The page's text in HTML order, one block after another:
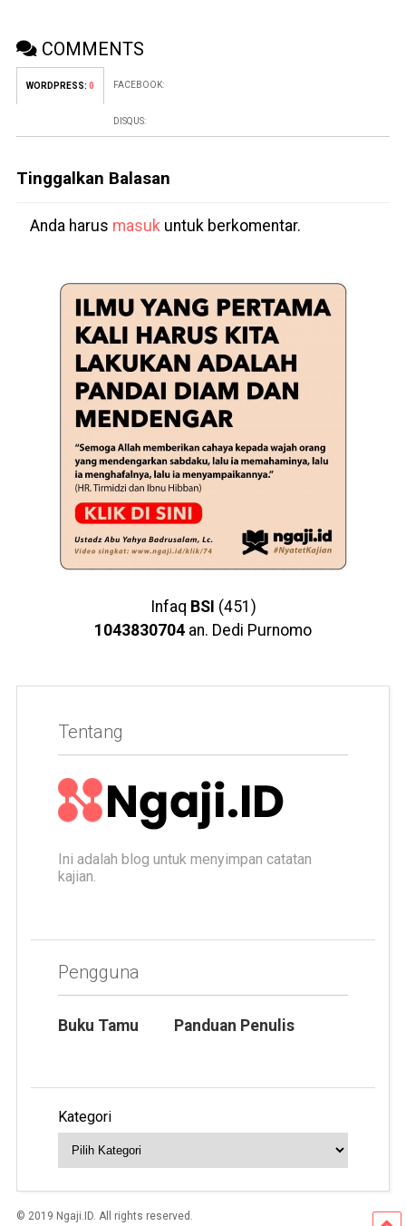
COMMENTS
WORDPRESS: 0 FACEBOOK:
DISQUS:
Tinggalkan Balasan
Anda harus masuk untuk berkomentar.
Infaq BSI (451)
1043830704 an. Dedi Purnomo
Tentang
Ini adalah blog untuk menyimpan catatan
kajian.
Pengguna
Buku Tamu Panduan Penulis
Kategori
© 2019 Ngaji.ID. All rights reserved.